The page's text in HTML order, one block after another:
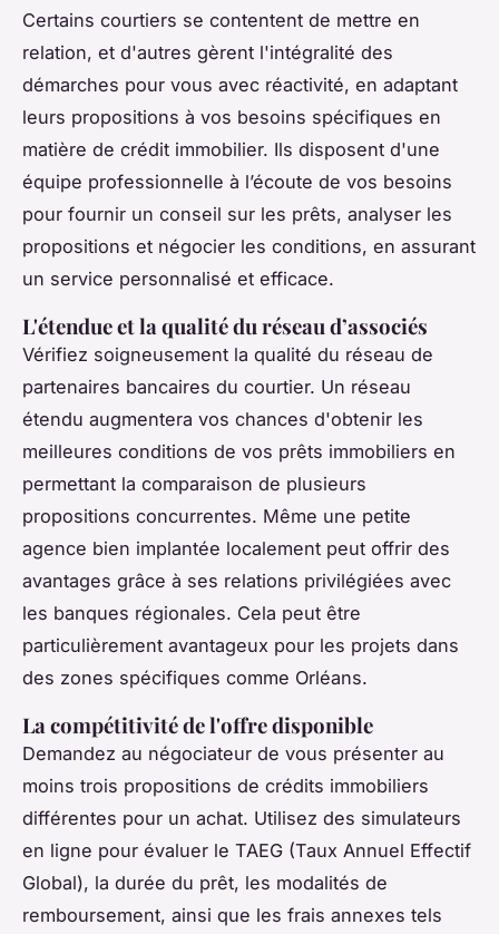
Certains courtiers se contentent de mettre en
relation, et d'autres gèrent l'intégralité des
démarches pour vous avec réactivité, en adaptant
leurs propositions à vos besoins spécifiques en
matière de crédit immobilier. Ils disposent d'une
équipe professionnelle à l’écoute de vos besoins
pour fournir un conseil sur les prêts, analyser les
propositions et négocier les conditions, en assurant
un service personnalisé et efficace.
L'étendue et la qualité du réseau d’associés
Vérifiez soigneusement la qualité du réseau de
partenaires bancaires du courtier. Un réseau
étendu augmentera vos chances d'obtenir les
meilleures conditions de vos prêts immobiliers en
permettant la comparaison de plusieurs
propositions concurrentes. Même une petite
agence bien implantée localement peut offrir des
avantages grâce à ses relations privilégiées avec
les banques régionales. Cela peut être
particulièrement avantageux pour les projets dans
des zones spécifiques comme Orléans.
La compétitivité de l'offre disponible
Demandez au négociateur de vous présenter au
moins trois propositions de crédits immobiliers
différentes pour un achat. Utilisez des simulateurs
en ligne pour évaluer le TAEG (Taux Annuel Effectif
Global), la durée du prêt, les modalités de
remboursement, ainsi que les frais annexes tels